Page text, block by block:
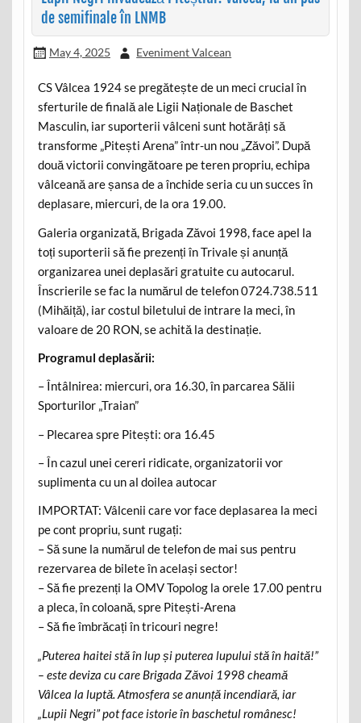
de semifinale în LNMB
May 4, 2025 Eveniment Valcean
CS Vâlcea 1924 se pregătește de un meci crucial în
sferturile de finală ale Ligii Naționale de Baschet
Masculin, iar suporterii vâlceni sunt hotărâți să
transforme „Pitești Arena” într-un nou „Zăvoi”. După
două victorii convingătoare pe teren propriu, echipa
vâlceană are șansa de a închide seria cu un succes în
deplasare, miercuri, de la ora 19.00.
Galeria organizată, Brigada Zăvoi 1998, face apel la
toți suporterii să fie prezenți în Trivale și anunță
organizarea unei deplasări gratuite cu autocarul.
Înscrierile se fac la numărul de telefon 0724.738.511
(Mihăiță), iar costul biletului de intrare la meci, în
valoare de 20 RON, se achită la destinație.
Programul deplasării:
– Întâlnirea: miercuri, ora 16.30, în parcarea Sălii
Sporturilor „Traian”
– Plecarea spre Pitești: ora 16.45
– În cazul unei cereri ridicate, organizatorii vor
suplimenta cu un al doilea autocar
IMPORTAT: Vâlcenii care vor face deplasarea la meci
pe cont propriu, sunt rugați:
– Să sune la numărul de telefon de mai sus pentru
rezervarea de bilete în același sector!
– Să fie prezenți la OMV Topolog la orele 17.00 pentru
a pleca, în coloană, spre Pitești-Arena
– Să fie îmbrăcați în tricouri negre!
„Puterea haitei stă în lup și puterea lupului stă în haită!”
– este deviza cu care Brigada Zăvoi 1998 cheamă
Vâlcea la luptă. Atmosfera se anunță incendiară, iar
„Lupii Negri” pot face istorie în baschetul românesc!